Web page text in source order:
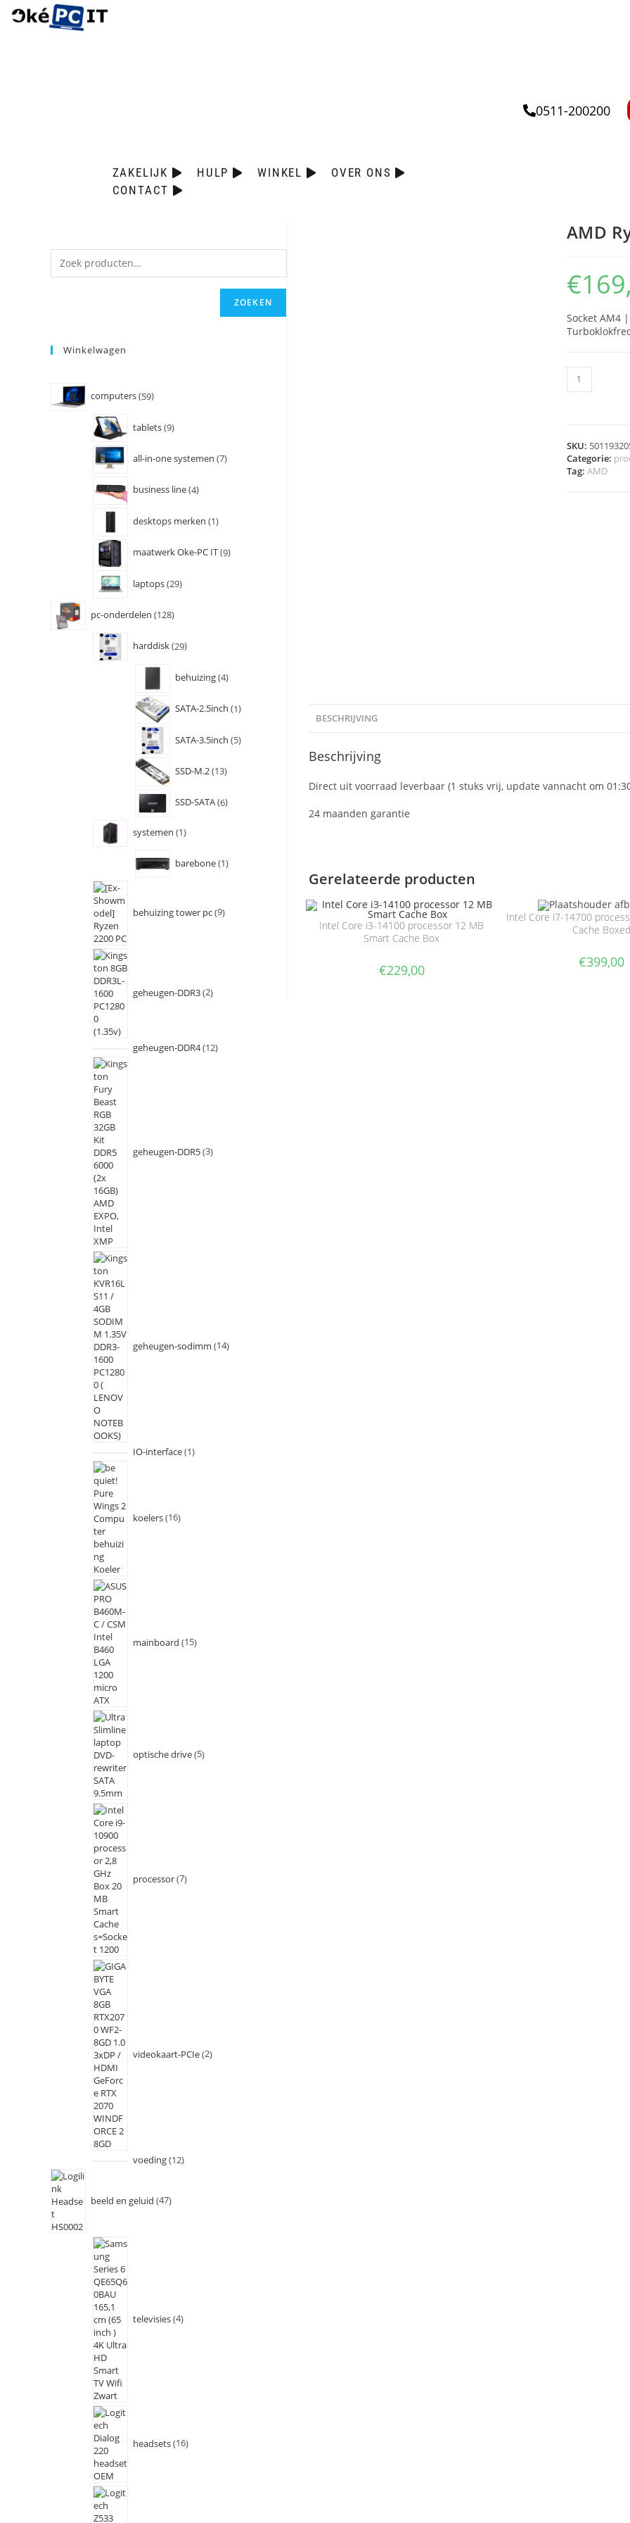
ZAKELIJK HULP WINKEL
OVER ONS
CONTACT
0511-200200
AMD
€
Socket AM4
SKU:
Categorie:
Tag: AMD
BESCHRIJVING
Beschrijving
Direct uit voorraad leverbaar (1 stuks vrij, update vannacht om
24 maanden garantie
Gerelateerde producten
Intel Core i3-14100 processor 12 MB
Smart Cache Box
€229,00
Intel Core i7-14700
Cache Boxed
€399,00
ZOEKEN
Winkelwagen
computers 59
tablets 9
all-in-one systemen 7
business line 4
desktops merken 1
maatwerk Oke-PC IT 9
laptops 29
pc-onderdelen 128
harddisk 29
behuizing 4
SATA-2.5inch 1
SATA-3.5inch 5
SSD-M.2 13
SSD-SATA 6
systemen 1
barebone 1
behuizing tower pc 9
geheugen-DDR3 2
geheugen-DDR4 12
geheugen-DDR5 3
geheugen-sodimm 14
IO-interface 1
koelers 16
mainboard 15
optische drive 5
processor 7
videokaart-PCIe 2
voeding 12
beeld en geluid 47
televisies 4
headsets 16